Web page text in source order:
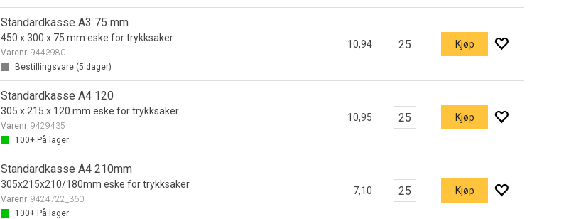
Standardkasse A3 75 mm
450 x 300 x 75 mm eske for trykksaker
Varenr 9443980
Bestillingsvare (5 dager)
10,94 Kjøp
Standardkasse A4 120
305 x 215 x 120 mm eske for trykksaker
Varenr 9429435
100+På lager
10,95 Kjøp
Standardkasse A4 210mm
305x215x210/180mm eske for trykksaker
Varenr 9424722_360
100+På lager
7,10 Kjøp